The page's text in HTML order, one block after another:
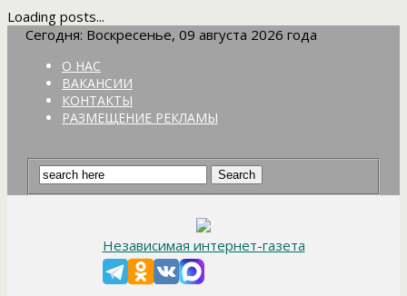
Loading posts...
Сегодня: Воскресенье, 09 августа 2026 года
О НАС
ВАКАНСИИ
КОНТАКТЫ
РАЗМЕЩЕНИЕ РЕКЛАМЫ
Независимая интернет-газета